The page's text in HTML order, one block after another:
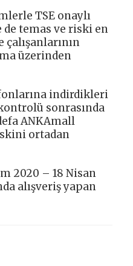
TSE onaylı
temas ve riski en
üzerinden
indirdikleri
sonrasında
ANKAmall
ortadan
2020 – 18 Nisan
alışveriş yapan